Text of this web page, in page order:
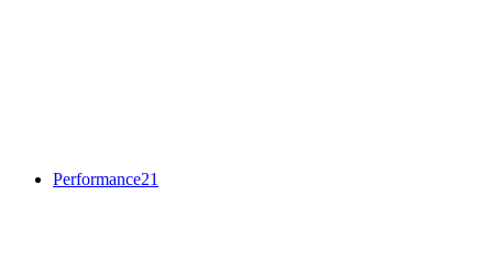
Performance21